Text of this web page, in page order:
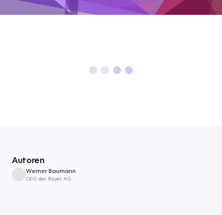
Autoren
Werner Baumann
CEO der Bayer AG